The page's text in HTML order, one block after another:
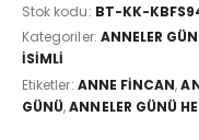
Stok kodu: BT-KK-
Kategoriler: ANNELER
İSIMLI
Etiketler: ANNE FINCAN,
GÜNÜ,ANNELER GÜNÜ